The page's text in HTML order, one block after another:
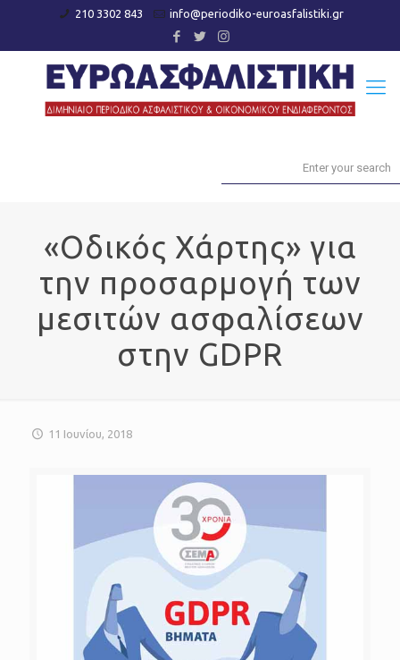
210 3302 843 info@periodiko-euroasfalistiki.gr
«Οδικός Χάρτης» για
την προσαρμογή των
μεσιτών ασφαλίσεων
στην GDPR
11 Ιουνίου, 2018